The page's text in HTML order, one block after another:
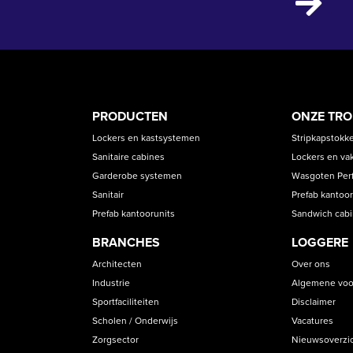
PRODUCT
CATEGORIES
PRODUCTEN
Lockers en kastsystemen
Sanitaire cabines
Garderobe systemen
Sanitair
Prefab kantoorunits
BRANCHES
Architecten
Industrie
Sportfaciliteiten
Scholen / Onderwijs
Zorgsector
ONZE
Lockers en
Wasgoten
Prefab
Sandwich
LOGGERE
Over ons
Algemene
Disclaimer
Vacatures